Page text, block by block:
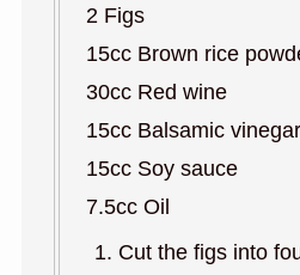
2 Figs
15cc Brown rice
30cc Red wine
15cc Balsamic vinegar
15cc Soy sauce
7.5cc Oil
Cut the figs into